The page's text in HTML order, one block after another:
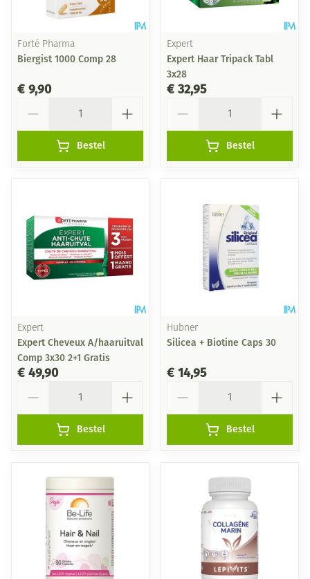
Forté Pharma
Biergist 1000 Comp 28
€ 9,90
Bestel
Expert
Expert Haar Tripack Tabl
3x28
€ 32,95
Bestel
Expert
Expert Cheveux A/haaruitval
Comp 3x30 2+1 Gratis
€ 49,90
Bestel
Hubner
Silicea + Biotine Caps 30
€ 14,95
Bestel